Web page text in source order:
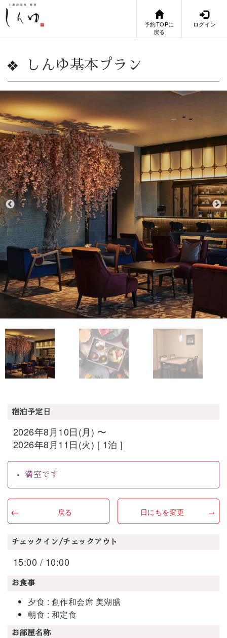
予約TOPに
戻る
ログイン
しんゆ基本プラン
宿泊予定日
2026年8月10日(月) 〜
2026年8月11日(火) [ 1泊 ]
満室です
戻る 日にちを変更
チェックイン/チェックアウト
15:00 / 10:00
お食事
夕食 : 創作和会席 美湖膳
朝食 : 和定食
お部屋名称